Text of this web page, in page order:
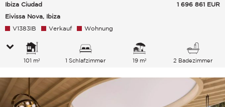
Ibiza Ciudad
Eivissa Nova, Ibiza
1 696 861 EUR
V1383IB Verkauf Wohnung
101 m² 1 Schlafzimmer 19 m² 2 Badezimmer